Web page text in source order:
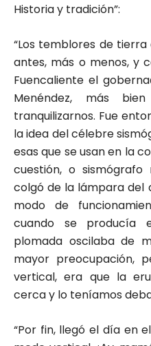
Historia y tradición”:
“Los temblores de
antes, más o menos, y
Fuencaliente el
Menéndez, más
tranquilizarnos. Fue
la idea del célebre
esas que se usan en la
cuestión, o
colgó de la lámpara del
modo de
cuando se
plomada oscilaba de
mayor preocupación,
vertical, era que la
cerca y lo teníamos
“Por fin, llegó el día en